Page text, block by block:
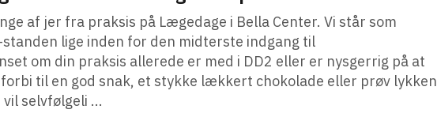
af jer fra praksis på Lægedage i Bella Center. Vi står som
lige inden for den midterste indgang til
om din praksis allerede er med i DD2 eller er nysgerrig på at
til en god snak, et stykke lækkert chokolade eller prøv lykken
selvfølgeli ...